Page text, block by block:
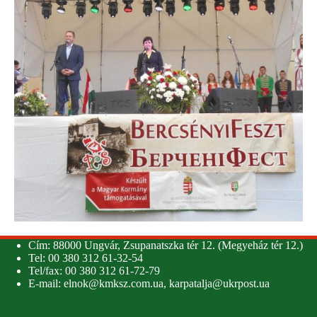
Cím: 88000 Ungvár, Zsupanatszka tér 12. (Megyeház tér 12.)
Tel: 00 380 312 61-32-54
Tel/fax: 00 380 312 61-72-79
E-mail: elnok@kmksz.com.ua, karpatalja@ukrpost.ua